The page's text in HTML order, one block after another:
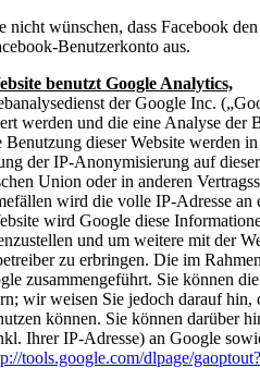
nicht wünschen, dass Facebook
Benutzerkonto aus.
benutzt Google Analytics,
der Google Inc.
werden und die eine Analyse
Benutzung dieser Website werden
der IP-Anonymisierung auf
Union oder in anderen
wird die volle IP-Adresse
wird Google diese
und um weitere mit der
zu erbringen. Die im
zusammengeführt. Sie können
wir weisen Sie jedoch darauf hin,
können. Sie können darüber
Ihrer IP-Adresse) an Google
tools.google.com/dlpage/